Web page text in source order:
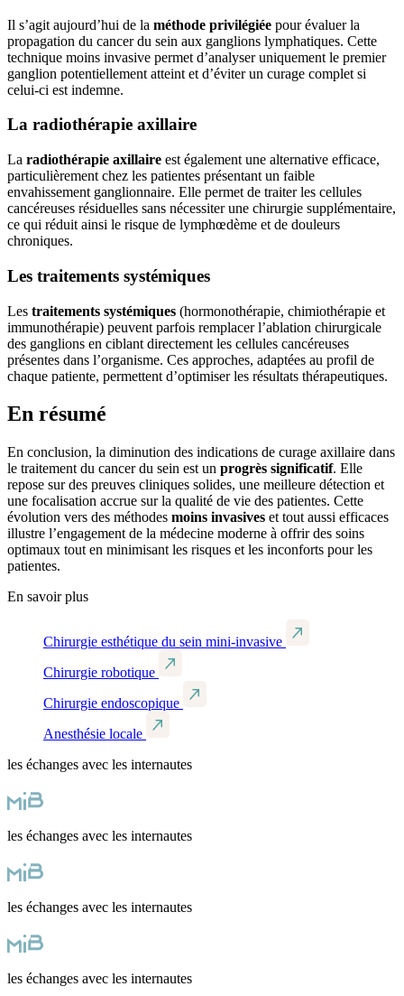
Il s’agit aujourd’hui de la méthode privilégiée pour évaluer la
propagation du cancer du sein aux ganglions lymphatiques. Cette
technique moins invasive permet d’analyser uniquement le premier
ganglion potentiellement atteint et d’éviter un curage complet si
celui-ci est indemne.
La radiothérapie axillaire
La radiothérapie axillaire est également une alternative efficace,
particulièrement chez les patientes présentant un faible
envahissement ganglionnaire. Elle permet de traiter les cellules
cancéreuses résiduelles sans nécessiter une chirurgie supplémentaire,
ce qui réduit ainsi le risque de lymphœdème et de douleurs
chroniques.
Les traitements systémiques
Les traitements systémiques (hormonothérapie, chimiothérapie et
immunothérapie) peuvent parfois remplacer l’ablation chirurgicale
des ganglions en ciblant directement les cellules cancéreuses
présentes dans l’organisme. Ces approches, adaptées au profil de
chaque patiente, permettent d’optimiser les résultats thérapeutiques.
En résumé
En conclusion, la diminution des indications de curage axillaire dans
le traitement du cancer du sein est un progrès significatif. Elle
repose sur des preuves cliniques solides, une meilleure détection et
une focalisation accrue sur la qualité de vie des patientes. Cette
évolution vers des méthodes moins invasives et tout aussi efficaces
illustre l’engagement de la médecine moderne à offrir des soins
optimaux tout en minimisant les risques et les inconforts pour les
patientes.
En savoir plus
Chirurgie esthétique du sein mini-invasive
Chirurgie robotique
Chirurgie endoscopique
Anesthésie locale
les échanges avec les internautes
les échanges avec les internautes
les échanges avec les internautes
les échanges avec les internautes